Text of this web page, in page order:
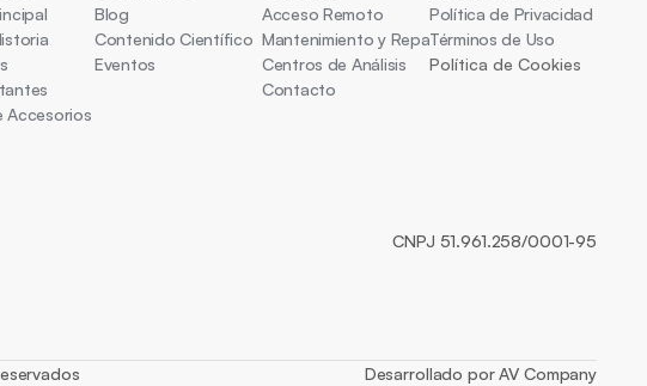
Accesorios
Blog
Contenido Científico
Eventos
Acceso Remoto
Mantenimiento y Reparación
Centros de Análisis
Contacto
Política de Privacidad
Términos de Uso
Política de Cookies
CNPJ 51.961.258/0001-95
Desarrollado por AV Company